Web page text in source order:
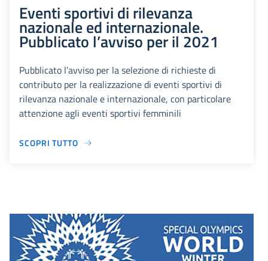
Eventi sportivi di rilevanza
nazionale ed internazionale.
Pubblicato l’avviso per il 2021
Pubblicato l’avviso per la selezione di richieste di
contributo per la realizzazione di eventi sportivi di
rilevanza nazionale e internazionale, con particolare
attenzione agli eventi sportivi femminili
SCOPRI TUTTO